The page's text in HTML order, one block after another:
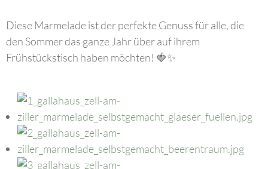
Diese Marmelade ist der perfekte Genuss für alle, die
den Sommer das ganze Jahr über auf ihrem
Frühstückstisch haben möchten! 🍓✨